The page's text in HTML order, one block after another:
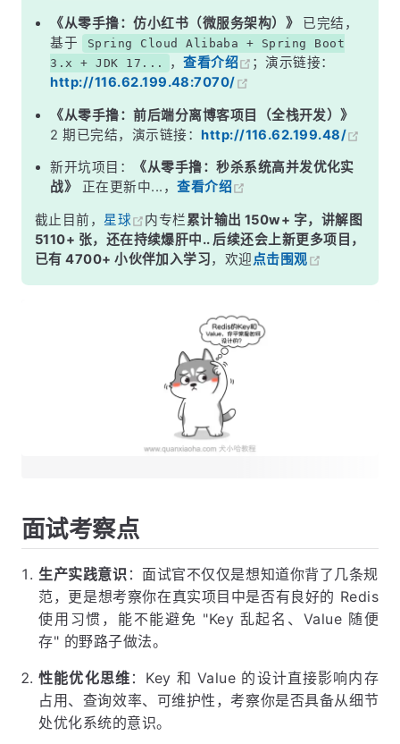
记忆口诀
总结
《从零手撸：仿小红书（微服务架构）》
已完结，
基于
Spring Cloud Alibaba + Spring Boot
3.x + JDK 17...
，查看介绍
；演示链接：
http://116.62.199.48:7070/
《从零手撸：前后端分离博客项目（全栈开发）》
2 期已完结，演示链接：http://116.62.199.48/
新开坑项目：
《从零手撸：秒杀系统高并发优化实
战》
正在更新中...，查看介绍
截止目前， 星球 内专栏累计输出 150w+ 字，讲解图
5110+ 张，还在持续爆肝中.. 后续还会上新更多项目，
已有 4700+ 小伙伴加入学习，欢迎点击围观
面试考察点
生产实践意识 ：面试官不仅仅是想知道你背了几条规
范，更是想考察你在真实项目中是否有良好的 Redis
使用习惯，能不能避免 "Key 乱起名、Value 随便
存" 的野路子做法。
性能优化思维 ：Key 和 Value 的设计直接影响内存
占用、查询效率、可维护性，考察你是否具备从细节
处优化系统的意识。